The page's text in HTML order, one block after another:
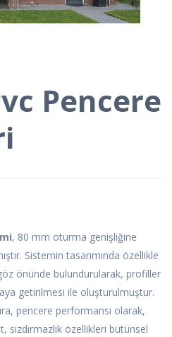
Pencere
, 80 mm oturma genişliğine
Sistemin tasarımında özellikle
önünde bulun­durularak, profiller
getirilmesi ile oluşturul­muştur.
pencere performansı olarak,
sızdırmazlık özellikleri bütünsel